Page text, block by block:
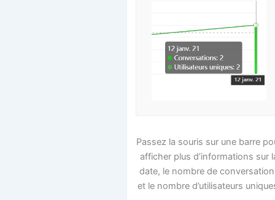
Passez la souris sur une barre
afficher plus d’informations sur
date, le nombre de
et le nombre d’utilisateurs